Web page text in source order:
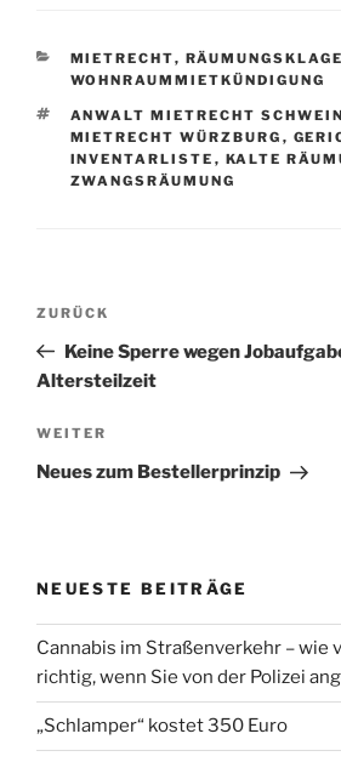
KATEGORIEN
MIETRECHT, RÄUMUNGSKLAGE
WOHNRAUMMIETKÜNDIGUNG
SCHLAGWÖRTER
ANWALT MIETRECHT
MIETRECHT WÜRZBURG ,
INVENTARLISTE , KALTE
ZWANGSRÄUMUNG
Post
Vorheriger
Beitrag
ZURÜCK
Keine Sperre wegen
Altersteilzeit
Nächster
Beitrag
WEITER
Neues zum Bestellerprinzip
NEUESTE BEITRÄGE
Cannabis im Straßenverkehr – wie
richtig, wenn Sie von der Polizei
„Schlamper“ kostet 350 Euro